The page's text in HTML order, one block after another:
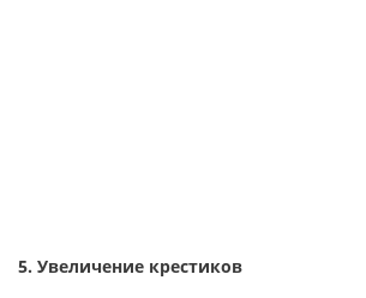
5. Увеличение крестиков